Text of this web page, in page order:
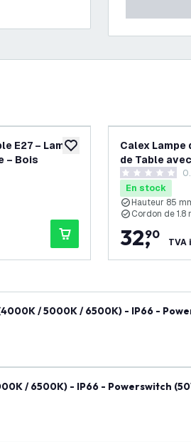
ajouter à la liste de
E27 – Lampe
– Bois
des avis
Calex Lampe
de Table
Marbre Noir
0 étoiles de
En stock
Hauteur 85
Cordon de 1.8
32,
90
TVA
/ 5000K / 6500K) - IP66 -
/ 6500K) - IP66 - Powerswitch